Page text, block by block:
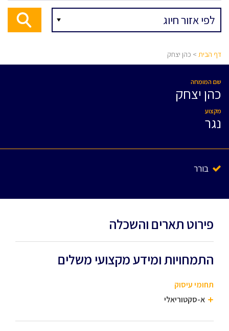
דף הבית > כהן יצחק
שם המומחה
כהן יצחק
מקצוע
נגר
בורר
פירוט תארים והשכלה
התמחויות ומידע מקצועי משלים
תחומי עיסוק
א-סקטוריאלי